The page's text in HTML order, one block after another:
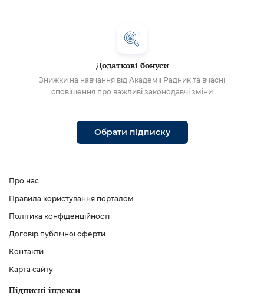
Додаткові бонуси
Знижки на навчання від Академії Радник та вчасні
сповіщення про важливі законодавчі зміни
Обрати підписку
Про нас
Правила користування порталом
Політика конфіденційності
Договір публічної оферти
Контакти
Карта сайту
Підписні індекси